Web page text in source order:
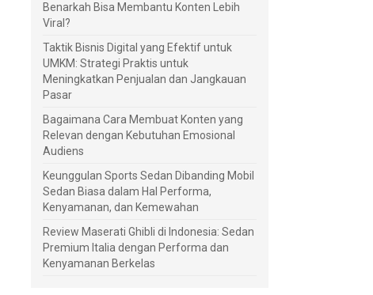
Benarkah Bisa Membantu Konten Lebih
Viral?
Taktik Bisnis Digital yang Efektif untuk
UMKM: Strategi Praktis untuk
Meningkatkan Penjualan dan Jangkauan
Pasar
Bagaimana Cara Membuat Konten yang
Relevan dengan Kebutuhan Emosional
Audiens
Keunggulan Sports Sedan Dibanding Mobil
Sedan Biasa dalam Hal Performa,
Kenyamanan, dan Kemewahan
Review Maserati Ghibli di Indonesia: Sedan
Premium Italia dengan Performa dan
Kenyamanan Berkelas